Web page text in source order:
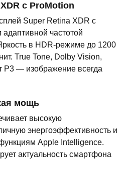
с ProMotion
Super Retina XDR с
частотой
в HDR-режиме до 1200
True Tone, Dolby Vision,
P3 — изображение всегда
мощь
высокую
энергоэффективность и
Apple Intelligence.
актуальность смартфона